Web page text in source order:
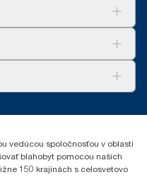
vedúcou spoločnosťou v oblasti
blahobyt pomocou našich
150 krajinách s celosvetovo